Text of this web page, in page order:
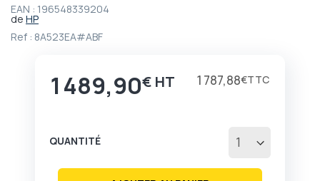
EAN : 196548339204
de HP
Ref : 8A523EA#ABF
1 489,90€ 1 787,88€
QUANTITÉ
début
de
la